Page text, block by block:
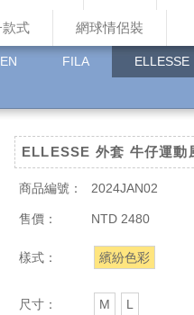
款式 網球情侶裝
FILA ELLESSE
ELLESSE 外套 牛仔運動
商品編號： 2024JAN02
售價： NTD 2480
樣式： 繽紛色彩
尺寸： M L